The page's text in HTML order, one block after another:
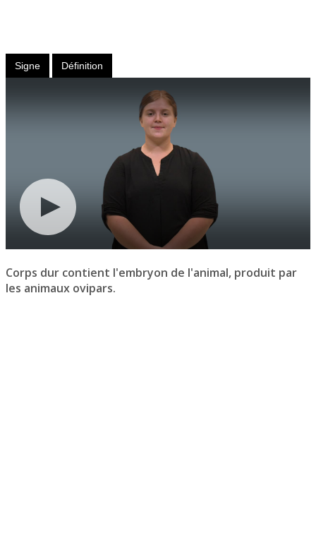
Signe Définition
Corps dur contient l'embryon de l'animal, produit par
les animaux ovipars.